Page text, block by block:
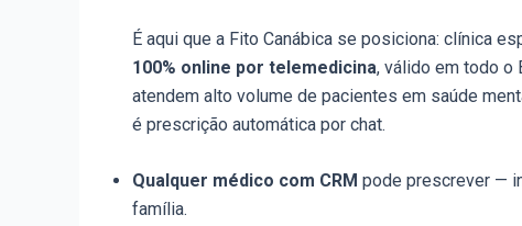
É aqui que a Fito Canábica se posiciona: clínica
100% online por telemedicina, válido em todo o
atendem alto volume de pacientes em saúde
é prescrição automática por chat.
Qualquer médico com CRM pode prescrever —
família.